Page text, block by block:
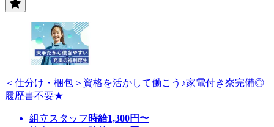
＜仕分け・梱包＞資格を活かして働こう♪家電付き寮完備◎
履歴書不要★
組立スタッフ 時給1,300円〜